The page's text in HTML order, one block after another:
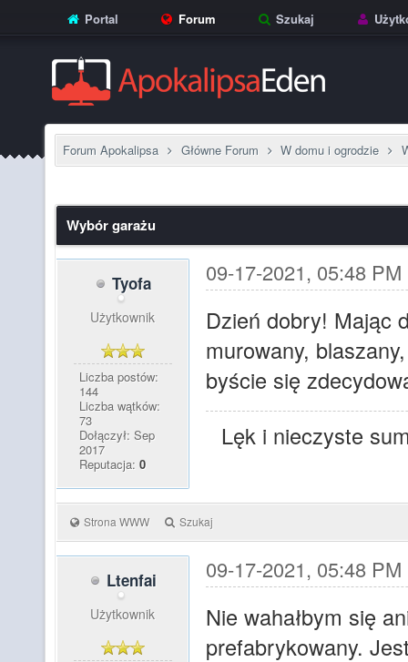
Portal Forum Szukaj
Forum Apokalipsa Główne Forum W domu i ogrodzie
Wybór garażu
Tyofa
Użytkownik
Liczba postów:
144
Liczba wątków:
73
Dołączył: Sep
2017
Reputacja: 0
09-17-2021, 05:48 PM
Dzień dobry! Mając
murowany,
byście się
Lęk i nieczyste
Strona WWW Szukaj
Ltenfai
Użytkownik
09-17-2021, 05:48 PM
Nie wahałbym się
prefabrykowany.